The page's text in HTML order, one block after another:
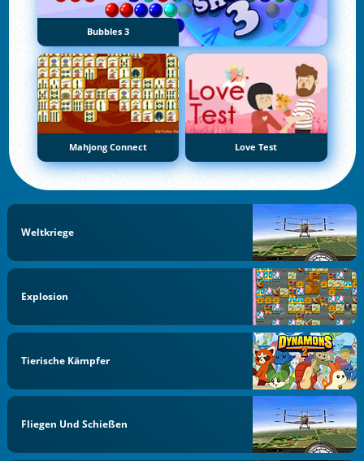
Bubbles 3
Mahjong Connect Love Test
Weltkriege
Explosion
Tierische Kämpfer
Fliegen Und Schießen